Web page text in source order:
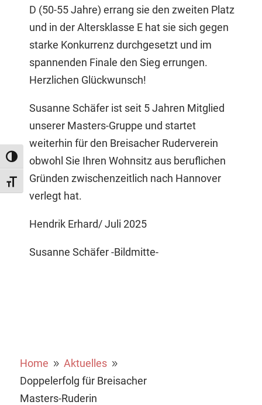
Umschalten auf hohe Kontraste
Schrift vergrößern
D (50-55 Jahre) errang sie den zweiten Platz
und in der Altersklasse E hat sie sich gegen
starke Konkurrenz durchgesetzt und im
spannenden Finale den Sieg errungen.
Herzlichen Glückwunsch!
Susanne Schäfer ist seit 5 Jahren Mitglied
unserer Masters-Gruppe und startet
weiterhin für den Breisacher Ruderverein
obwohl Sie Ihren Wohnsitz aus beruflichen
Gründen zwischenzeitlich nach Hannover
verlegt hat.
Hendrik Erhard/ Juli 2025
Susanne Schäfer -Bildmitte-
Home 9 Aktuelles 9
Doppelerfolg für Breisacher
Masters-Ruderin